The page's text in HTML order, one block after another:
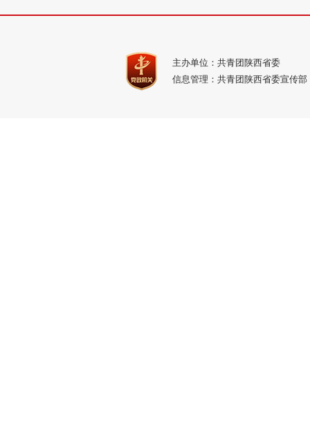
主办单位：共青团陕西省委
信息管理：共青团陕西省委宣传部